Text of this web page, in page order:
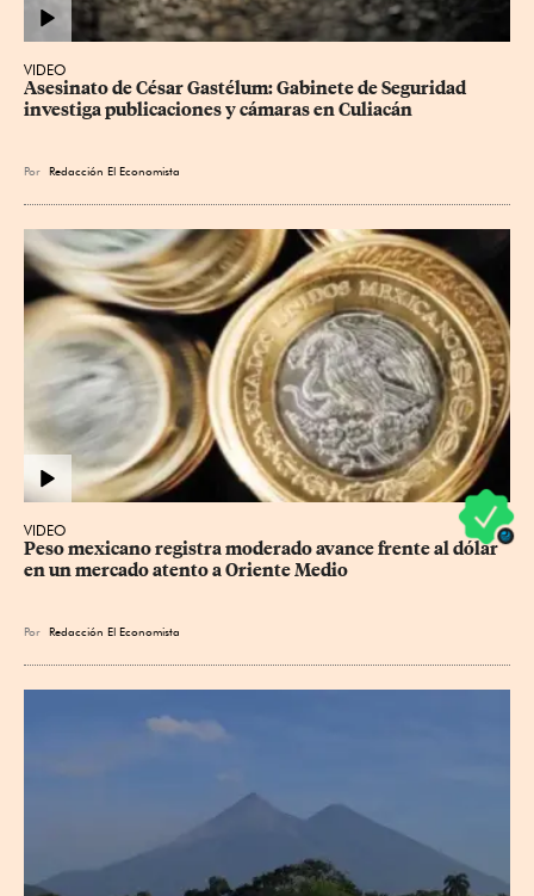
VIDEO
Asesinato de César Gastélum: Gabinete de Seguridad
investiga publicaciones y cámaras en Culiacán
Por Redacción El Economista
VIDEO
Peso mexicano registra moderado avance frente al dólar
en un mercado atento a Oriente Medio
Por Redacción El Economista